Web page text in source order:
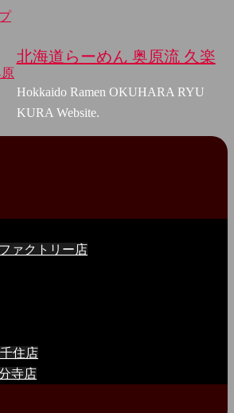
北海道らーめん 奥原流 久楽
Hokkaido Ramen OKUHARA RYU
KURA Website.
ァクトリー店
住店
寺店